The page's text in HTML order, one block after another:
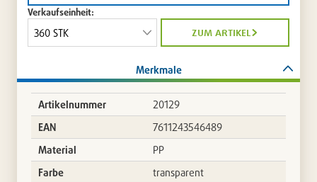
Verkaufseinheit:
zum artikel
Merkmale
Artikelnummer
20129
EAN
7611243546489
Material
PP
Farbe
transparent